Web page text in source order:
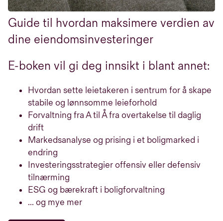
Guide til hvordan maksimere verdien av
dine eiendomsinvesteringer
E-boken vil gi deg innsikt i blant annet:
Hvordan sette leietakeren i sentrum for å skape
stabile og lønnsomme leieforhold
Forvaltning fra A til Å fra overtakelse til daglig
drift
Markedsanalyse og prising i et boligmarked i
endring
Investeringsstrategier offensiv eller defensiv
tilnærming
ESG og bærekraft i boligforvaltning
... og mye mer